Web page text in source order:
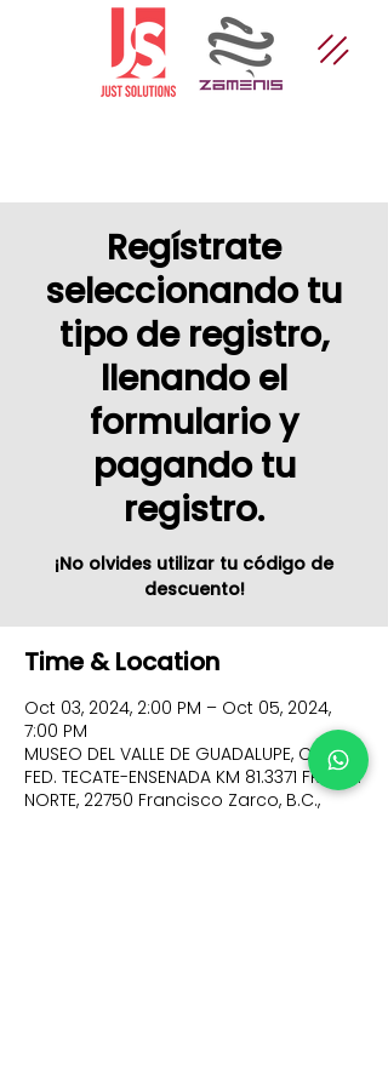
Regístrate
seleccionando tu
tipo de registro,
llenando el
formulario y
pagando tu
registro.
¡No olvides utilizar tu código de
descuento!
Time & Location
Oct 03, 2024, 2:00 PM – Oct 05, 2024,
7:00 PM
MUSEO DEL VALLE DE GUADALUPE, CARR.
FED. TECATE-ENSENADA KM 81.3371 FRACC.
NORTE, 22750 Francisco Zarco, B.C.,